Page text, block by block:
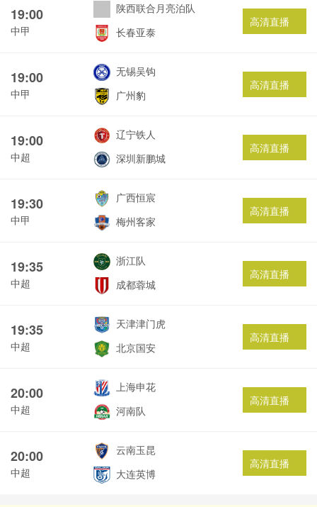
19:00
中甲
陕西联合月亮泊队
长春亚泰
高清直播
19:00
中甲
无锡吴钩
广州豹
高清直播
19:00
中超
辽宁铁人
深圳新鹏城
高清直播
19:30
中甲
广西恒宸
梅州客家
高清直播
19:35
中超
浙江队
成都蓉城
高清直播
19:35
中超
天津津门虎
北京国安
高清直播
20:00
中超
上海申花
河南队
高清直播
20:00
中超
云南玉昆
大连英博
高清直播